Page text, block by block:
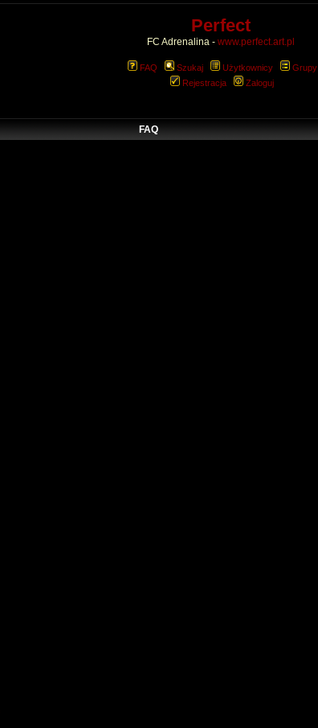
Perfect
FC Adrenalina - www.perfect.art.pl
FAQ Szukaj Użytkownicy
Grupy
Rejestracja
Zaloguj
FAQ